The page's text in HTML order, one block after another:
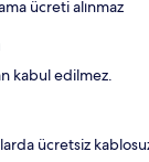
ücreti alınmaz
kabul edilmez.
ücretsiz